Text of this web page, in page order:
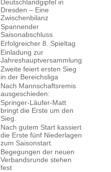
Deutschlandgipfel in
Dresden – Eine
Zwischenbilanz
Spannender
Saisonabschluss
Erfolgreicher 8. Spieltag
Einladung zur
Jahreshauptversammlung
Zweite feiert ersten Sieg
in der Bereichsliga
Nach Mannschaftsremis
ausgeschieden:
Springer-Läufer-Matt
bringt die Erste um den
Sieg.
Nach gutem Start kassiert
die Erste fünf Niederlagen
zum Saisonstart.
Begegungen der neuen
Verbandsrunde stehen
fest